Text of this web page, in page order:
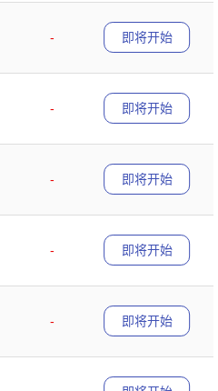
-
即将开始
-
即将开始
-
即将开始
-
即将开始
-
即将开始